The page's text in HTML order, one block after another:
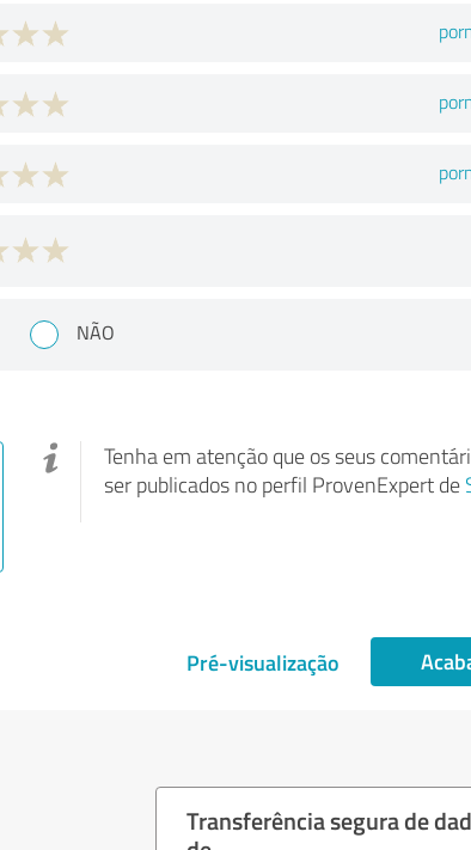
NÃO
Tenha em atenção que os seus
ser publicados no perfil ProvenExpert de
Pré-visualização
Transferência segura de